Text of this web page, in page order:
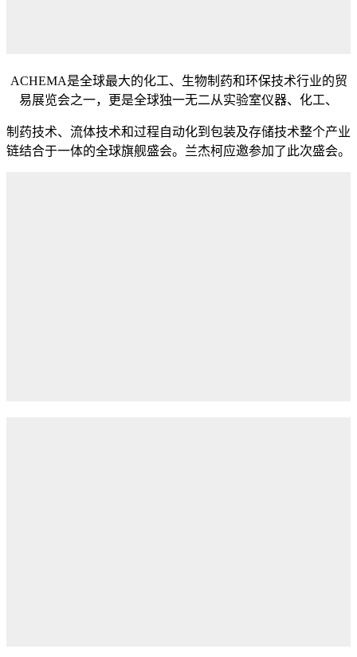
ACHEMA是全球最大的化工、生物制药和环保技术行业的贸
易展览会之一，更是全球独一无二从实验室仪器、化工、
制药技术、流体技术和过程自动化到包装及存储技术整个产业
链结合于一体的全球旗舰盛会。兰杰柯应邀参加了此次盛会。